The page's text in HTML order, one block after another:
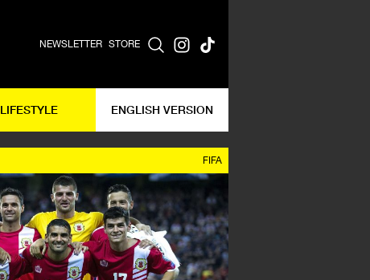
NEWSLETTER STORE
LIFESTYLE ENGLISH VERSION
FIFA